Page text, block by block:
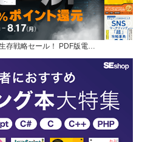
存戦略セール！ PDF版電…